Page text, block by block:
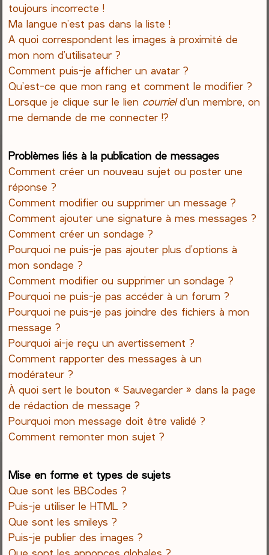
toujours incorrecte !
Ma langue n’est pas dans la liste !
A quoi correspondent les images à proximité de
mon nom d’utilisateur ?
Comment puis-je afficher un avatar ?
Qu’est-ce que mon rang et comment le modifier ?
Lorsque je clique sur le lien courrield’un membre, on
me demande de me connecter !?
Problèmes liés à la publication de messages
Comment créer un nouveau sujet ou poster une
réponse ?
Comment modifier ou supprimer un message ?
Comment ajouter une signature à mes messages ?
Comment créer un sondage ?
Pourquoi ne puis-je pas ajouter plus d’options à
mon sondage ?
Comment modifier ou supprimer un sondage ?
Pourquoi ne puis-je pas accéder à un forum ?
Pourquoi ne puis-je pas joindre des fichiers à mon
message ?
Pourquoi ai-je reçu un avertissement ?
Comment rapporter des messages à un
modérateur ?
À quoi sert le bouton « Sauvegarder » dans la page
de rédaction de message ?
Pourquoi mon message doit être validé ?
Comment remonter mon sujet ?
Mise en forme et types de sujets
Que sont les BBCodes ?
Puis-je utiliser le HTML ?
Que sont les smileys ?
Puis-je publier des images ?